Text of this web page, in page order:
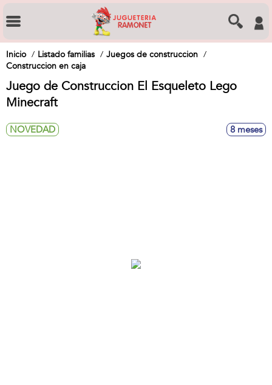
Inicio Listado familias
Juegos de construccion
Construccion en caja
Juego de Construccion El Esqueleto Lego
Minecraft
NOVEDAD 8 meses